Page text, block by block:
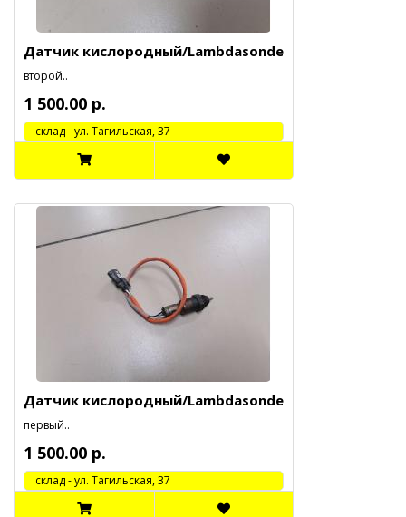
Датчик кислородный/Lambdasonde
второй..
1 500.00 р.
cклад - ул. Тагильская, 37
Датчик кислородный/Lambdasonde
первый..
1 500.00 р.
cклад - ул. Тагильская, 37